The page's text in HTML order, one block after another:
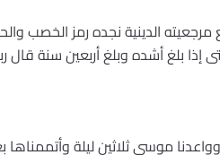
الدينية نجده رمز الخصب
بلغ أشده وبلغ أربعين سنة قال